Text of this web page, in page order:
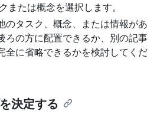
または概念を選択します。
のタスク、概念、または情報があ
ろの方に配置できるか、別の記事
全に省略できるかを検討してくだ
決定する